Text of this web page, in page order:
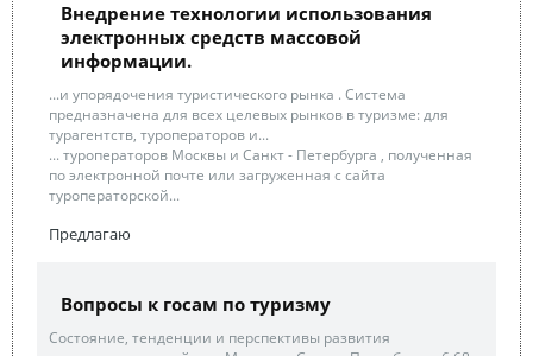
Внедрение технологии использования
электронных средств массовой
информации.
...и упорядочения туристического рынка . Система
предназначена для всех целевых рынков в туризме: для
турагентств, туроператоров и...
... туроператоров Москвы и Санкт - Петербурга , полученная
по электронной почте или загруженная с сайта
туроператорской...
Предлагаю
Вопросы к госам по туризму
Состояние, тенденции и перспективы развития